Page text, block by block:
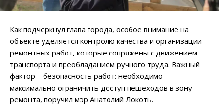
Как подчеркнул глава города, особое внимание на
объекте уделяется контролю качества и организации
ремонтных работ, которые сопряжены с движением
транспорта и преобладанием ручного труда. Важный
фактор – безопасность работ: необходимо
максимально ограничить доступ пешеходов в зону
ремонта, поручил мэр Анатолий Локоть.